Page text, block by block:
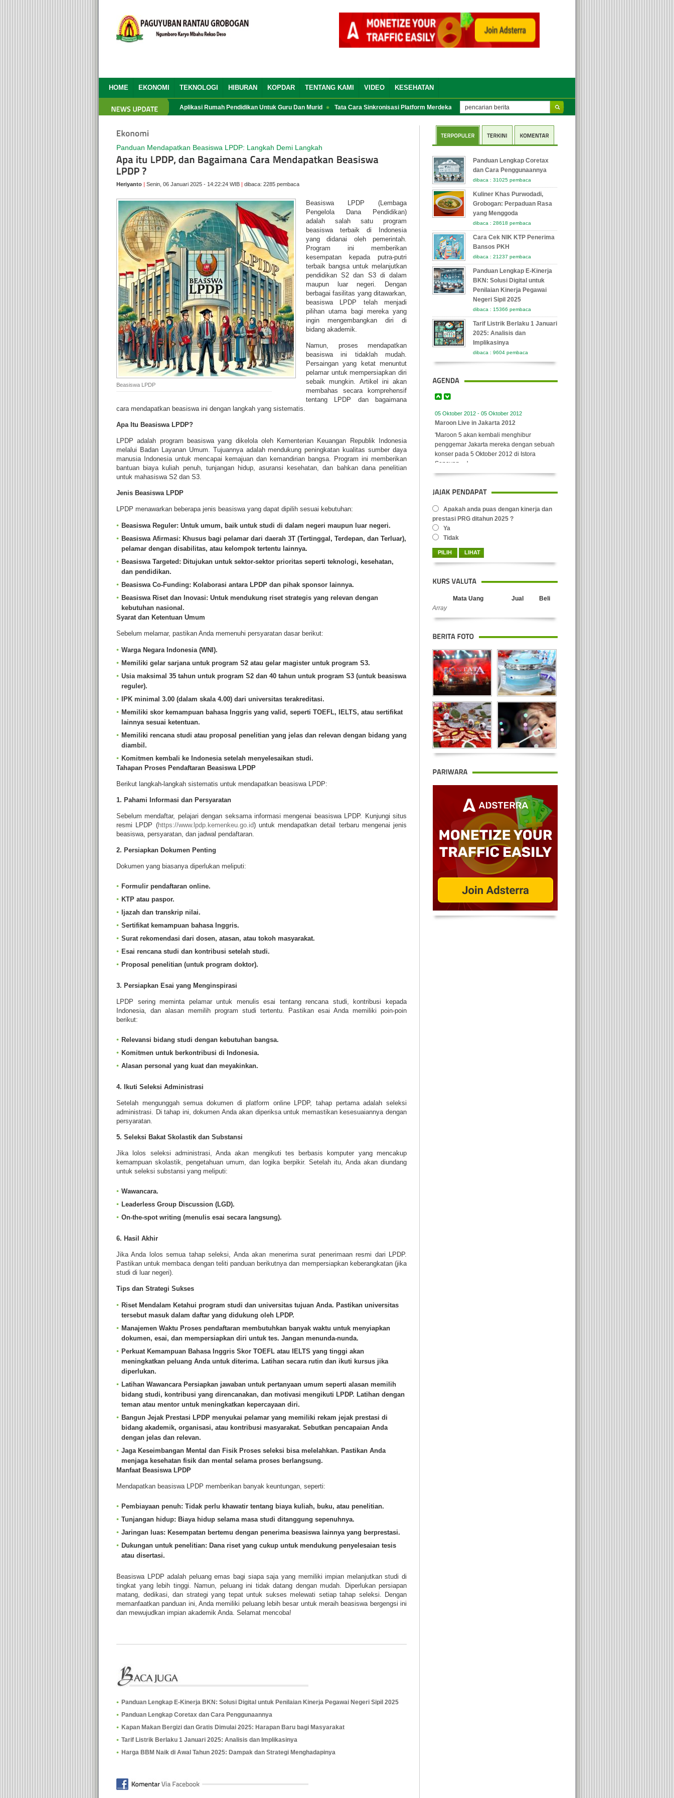
HOME EKONOMI TEKNOLOGI HIBURAN KOPDAR TENTANG KAMI VIDEO KESEHATAN
HBH PRG yang Ke 13 Aplikasi Rumah Pendidikan Untuk Guru Dan Murid Tata Cara Sinkronisasi Platform Merdeka Mengajar (PMM) ke e-Kinerja BKN untuk Tenaga Pengajar Guru
Panduan Mendapatkan Beasiswa LPDP: Langkah Demi Langkah
Heriyanto | Senin, 06 Januari 2025 - 14:22:24 WIB | dibaca: 2285 pembaca
Beasiswa LPDP
Beasiswa LPDP (Lembaga
Pengelola Dana Pendidikan)
adalah salah satu program
beasiswa terbaik di Indonesia
yang didanai oleh pemerintah.
Program ini memberikan
kesempatan kepada putra-putri
terbaik bangsa untuk melanjutkan
pendidikan S2 dan S3 di dalam
maupun luar negeri. Dengan
berbagai fasilitas yang ditawarkan,
beasiswa LPDP telah menjadi
pilihan utama bagi mereka yang
ingin mengembangkan diri di
bidang akademik.
Namun, proses mendapatkan
beasiswa ini tidaklah mudah.
Persaingan yang ketat menuntut
pelamar untuk mempersiapkan diri
sebaik mungkin. Artikel ini akan
membahas secara komprehensif
tentang LPDP dan bagaimana
cara mendapatkan beasiswa ini dengan langkah yang sistematis.
Apa Itu Beasiswa LPDP?
LPDP adalah program beasiswa yang dikelola oleh Kementerian Keuangan Republik Indonesia
melalui Badan Layanan Umum. Tujuannya adalah mendukung peningkatan kualitas sumber daya
manusia Indonesia untuk mencapai kemajuan dan kemandirian bangsa. Program ini memberikan
bantuan biaya kuliah penuh, tunjangan hidup, asuransi kesehatan, dan bahkan dana penelitian
untuk mahasiswa S2 dan S3.
Jenis Beasiswa LPDP
LPDP menawarkan beberapa jenis beasiswa yang dapat dipilih sesuai kebutuhan:
Beasiswa Reguler: Untuk umum, baik untuk studi di dalam negeri maupun luar negeri.
Beasiswa Afirmasi: Khusus bagi pelamar dari daerah 3T (Tertinggal, Terdepan, dan Terluar),
pelamar dengan disabilitas, atau kelompok tertentu lainnya.
Beasiswa Targeted : Ditujukan untuk sektor-sektor prioritas seperti teknologi, kesehatan,
dan pendidikan.
Beasiswa Co-Funding: Kolaborasi antara LPDP dan pihak sponsor lainnya.
Beasiswa Riset dan Inovasi: Untuk mendukung riset strategis yang relevan dengan
kebutuhan nasional.
Syarat dan Ketentuan Umum
Sebelum melamar, pastikan Anda memenuhi persyaratan dasar berikut:
Warga Negara Indonesia (WNI).
Memiliki gelar sarjana untuk program S2 atau gelar magister untuk program S3.
Usia maksimal 35 tahun untuk program S2 dan 40 tahun untuk program S3 (untuk beasiswa
reguler).
IPK minimal 3.00 (dalam skala 4.00) dari universitas terakreditasi.
Memiliki skor kemampuan bahasa Inggris yang valid, seperti TOEFL, IELTS, atau sertifikat
lainnya sesuai ketentuan.
Memiliki rencana studi atau proposal penelitian yang jelas dan relevan dengan bidang yang
diambil.
Komitmen kembali ke Indonesia setelah menyelesaikan studi.
Tahapan Proses Pendaftaran Beasiswa LPDP
Berikut langkah-langkah sistematis untuk mendapatkan beasiswa LPDP:
1. Pahami Informasi dan Persyaratan
Sebelum mendaftar, pelajari dengan seksama informasi mengenai beasiswa LPDP. Kunjungi situs
resmi LPDP (https://www.lpdp.kemenkeu.go.id) untuk mendapatkan detail terbaru mengenai jenis
beasiswa, persyaratan, dan jadwal pendaftaran.
2. Persiapkan Dokumen Penting
Dokumen yang biasanya diperlukan meliputi:
Formulir pendaftaran online.
KTP atau paspor.
Ijazah dan transkrip nilai.
Sertifikat kemampuan bahasa Inggris.
Surat rekomendasi dari dosen, atasan, atau tokoh masyarakat.
Esai rencana studi dan kontribusi setelah studi.
Proposal penelitian (untuk program doktor).
3. Persiapkan Esai yang Menginspirasi
LPDP sering meminta pelamar untuk menulis esai tentang rencana studi, kontribusi kepada
Indonesia, dan alasan memilih program studi tertentu. Pastikan esai Anda memiliki poin-poin
berikut:
Relevansi bidang studi dengan kebutuhan bangsa.
Komitmen untuk berkontribusi di Indonesia.
Alasan personal yang kuat dan meyakinkan.
4. Ikuti Seleksi Administrasi
Setelah mengunggah semua dokumen di platform online LPDP, tahap pertama adalah seleksi
administrasi. Di tahap ini, dokumen Anda akan diperiksa untuk memastikan kesesuaiannya dengan
persyaratan.
5. Seleksi Bakat Skolastik dan Substansi
Jika lolos seleksi administrasi, Anda akan mengikuti tes berbasis komputer yang mencakup
kemampuan skolastik, pengetahuan umum, dan logika berpikir. Setelah itu, Anda akan diundang
untuk seleksi substansi yang meliputi:
Wawancara.
Leaderless Group Discussion (LGD).
On-the-spot writing (menulis esai secara langsung).
6. Hasil Akhir
Jika Anda lolos semua tahap seleksi, Anda akan menerima surat penerimaan resmi dari LPDP.
Pastikan untuk membaca dengan teliti panduan berikutnya dan mempersiapkan keberangkatan (jika
studi di luar negeri).
Tips dan Strategi Sukses
Riset Mendalam Ketahui program studi dan universitas tujuan Anda. Pastikan universitas
tersebut masuk dalam daftar yang didukung oleh LPDP.
Manajemen Waktu Proses pendaftaran membutuhkan banyak waktu untuk menyiapkan
dokumen, esai, dan mempersiapkan diri untuk tes. Jangan menunda-nunda.
Perkuat Kemampuan Bahasa Inggris Skor TOEFL atau IELTS yang tinggi akan
meningkatkan peluang Anda untuk diterima. Latihan secara rutin dan ikuti kursus jika
diperlukan.
Latihan WawancaraPersiapkan jawaban untuk pertanyaan umum seperti alasan memilih
bidang studi, kontribusi yang direncanakan, dan motivasi mengikuti LPDP. Latihan dengan
teman atau mentor untuk meningkatkan kepercayaan diri.
Bangun Jejak Prestasi LPDP menyukai pelamar yang memiliki rekam jejak prestasi di
bidang akademik, organisasi, atau kontribusi masyarakat. Sebutkan pencapaian Anda
dengan jelas dan relevan.
Jaga Keseimbangan Mental dan Fisik Proses seleksi bisa melelahkan. Pastikan Anda
menjaga kesehatan fisik dan mental selama proses berlangsung.
Manfaat Beasiswa LPDP
Mendapatkan beasiswa LPDP memberikan banyak keuntungan, seperti:
Pembiayaan penuh: Tidak perlu khawatir tentang biaya kuliah, buku, atau penelitian.
Tunjangan hidup: Biaya hidup selama masa studi ditanggung sepenuhnya.
Jaringan luas: Kesempatan bertemu dengan penerima beasiswa lainnya yang berprestasi.
Dukungan untuk penelitian: Dana riset yang cukup untuk mendukung penyelesaian tesis
atau disertasi.
Beasiswa LPDP adalah peluang emas bagi siapa saja yang memiliki impian melanjutkan studi di
tingkat yang lebih tinggi. Namun, peluang ini tidak datang dengan mudah. Diperlukan persiapan
matang, dedikasi, dan strategi yang tepat untuk sukses melewati setiap tahap seleksi. Dengan
memanfaatkan panduan ini, Anda memiliki peluang lebih besar untuk meraih beasiswa bergengsi ini
dan mewujudkan impian akademik Anda. Selamat mencoba!
Panduan Lengkap E-Kinerja BKN: Solusi Digital untuk Penilaian Kinerja Pegawai Negeri Sipil 2025
Panduan Lengkap Coretax dan Cara Penggunaannya
Kapan Makan Bergizi dan Gratis Dimulai 2025: Harapan Baru bagi Masyarakat
Tarif Listrik Berlaku 1 Januari 2025: Analisis dan Implikasinya
Harga BBM Naik di Awal Tahun 2025: Dampak dan Strategi Menghadapinya
Panduan Lengkap Coretax
dan Cara Penggunaannya
dibaca : 31025 pembaca
Kuliner Khas Purwodadi,
Grobogan: Perpaduan Rasa
yang Menggoda
dibaca : 28618 pembaca
Cara Cek NIK KTP Penerima
Bansos PKH
dibaca : 21237 pembaca
Panduan Lengkap E-Kinerja
BKN: Solusi Digital untuk
Penilaian Kinerja Pegawai
Negeri Sipil 2025
dibaca : 15366 pembaca
Tarif Listrik Berlaku 1 Januari
2025: Analisis dan
Implikasinya
dibaca : 9604 pembaca
Maroon Live in Jakarta 2012
penggemar Jakarta mereka dengan sebuah
konser pada 5 Oktober 2012 di Istora
Senayan, ...'
Apakah anda puas dengan kinerja dan
prestasi PRG ditahun 2025 ?
Ya
Tidak
Mata Uang Jual
Beli
Array